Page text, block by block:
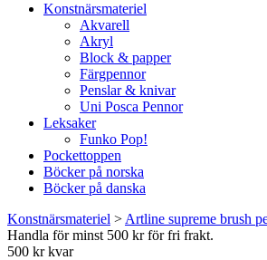
Konstnärsmateriel
Akvarell
Akryl
Block & papper
Färgpennor
Penslar & knivar
Uni Posca Pennor
Leksaker
Funko Pop!
Pockettoppen
Böcker på norska
Böcker på danska
Konstnärsmateriel > Artline supreme brush
Handla för minst 500 kr för fri frakt.
500 kr kvar